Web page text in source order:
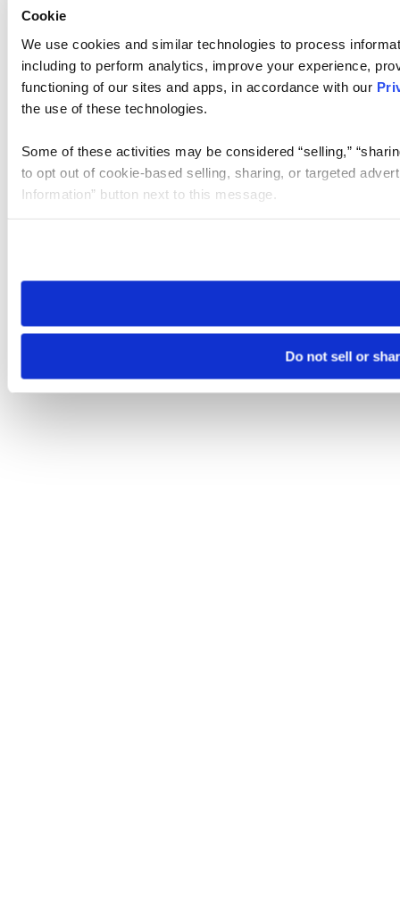
Cookie
We use cookies and similar technologies to process
including to perform analytics, improve your experience,
functioning of our sites and apps, in accordance with our
the use of these technologies.
Some of these activities may be considered “selling,”
to opt out of cookie-based selling, sharing, or targeted
Information” button next to this message.
need to be set again.
Do not sell or